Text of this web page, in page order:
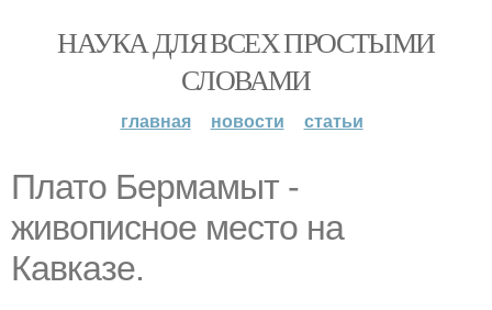
НАУКА ДЛЯ ВСЕХ ПРОСТЫМИ
СЛОВАМИ
главная новости статьи
Плато Бермамыт -
живописное место на
Кавказе.